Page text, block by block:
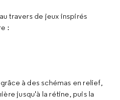
travers de jeux inspirés
:
à des schémas en relief,
jusqu'à la rétine, puis la